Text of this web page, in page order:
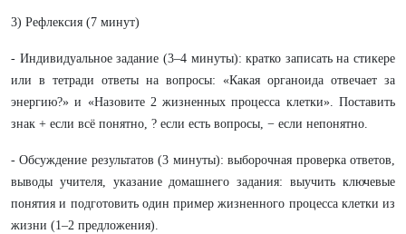
3) Рефлексия (7 минут)
- Индивидуальное задание (3–4 минуты): кратко записать на стикере
или в тетради ответы на вопросы: «Какая органоида отвечает за
энергию?» и «Назовите 2 жизненных процесса клетки». Поставить
знак + если всё понятно, ? если есть вопросы, − если непонятно.
- Обсуждение результатов (3 минуты): выборочная проверка ответов,
выводы учителя, указание домашнего задания: выучить ключевые
понятия и подготовить один пример жизненного процесса клетки из
жизни (1–2 предложения).